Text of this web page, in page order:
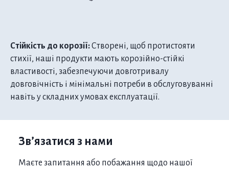
Стійкість до корозії:Створені, щоб протистояти
стихії, наші продукти мають корозійно-стійкі
властивості, забезпечуючи довготривалу
довговічність і мінімальні потреби в обслуговуванні
навіть у складних умовах експлуатації.
Зв’язатися з нами
Маєте запитання або побажання щодо нашої